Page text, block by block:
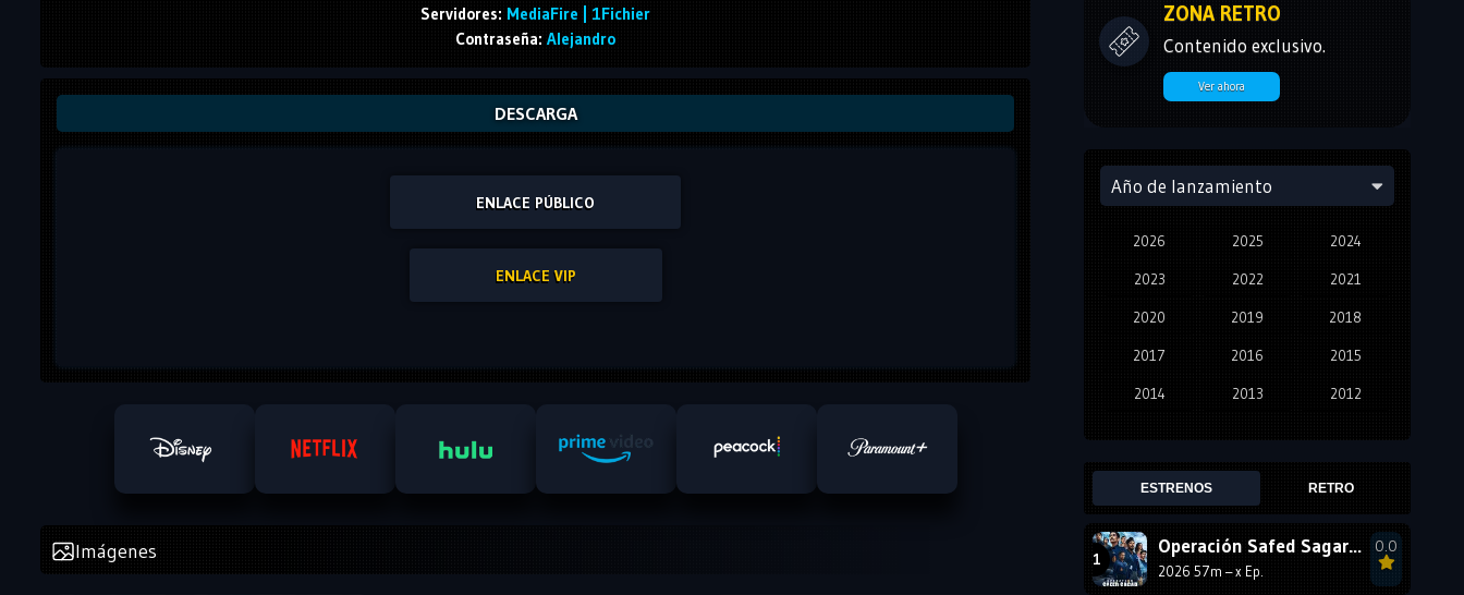
Servidores: MediaFire | 1Fichier
Contraseña: Alejandro
DESCARGA
ENLACE PÚBLICO
ENLACE VIP
Imágenes
ZONA RETRO
Contenido exclusivo.
Ver ahora
Año de lanzamiento
2026 2025 2024
2023 2022 2021
2020 2019 2018
2017 2016 2015
2014 2013 2012
2008 2007
2005 2004
2002 2001 2000
1999 1998
ESTRENOS RETRO
Operación Safed Sagar: Temporada 1
2026 57m – x Ep.
0.0